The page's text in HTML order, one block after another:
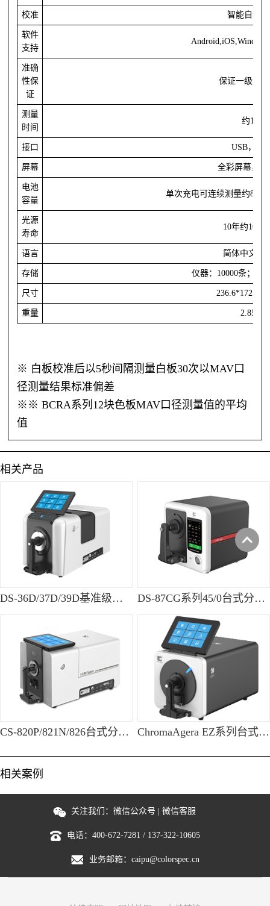
校准 智能自动
软件
支持
Androi
准确
性保
证
保证一级计
测量
时间
约1秒
接口 USB，蓝
屏幕 全彩屏幕，
电池
容量
单次充电可连续测量约8000
光源
寿命
10年约1000
语言 简体中文，
存储 仪器： 10000条；
尺寸
重量 2.85kg
※ 白板校准后以5秒间隔测量白板30次以MAV口
径测量结果标准偏差
※※ BCRA系列12块色板MAV口径测量值的平均
值
相关产品
DS-36D/37D/39D基准级台式分光测色仪 DS-87CG系列45/0台式分光测色仪
CS-820P/821N/826台式分光测色仪 ChromaAgera EZ系列台式分光测色仪
相关案例
关注我们： 微信公众号 微信客服
电话： 400-672-7281 / 137-322-10605
业务邮箱： caipu@colorspec.cn